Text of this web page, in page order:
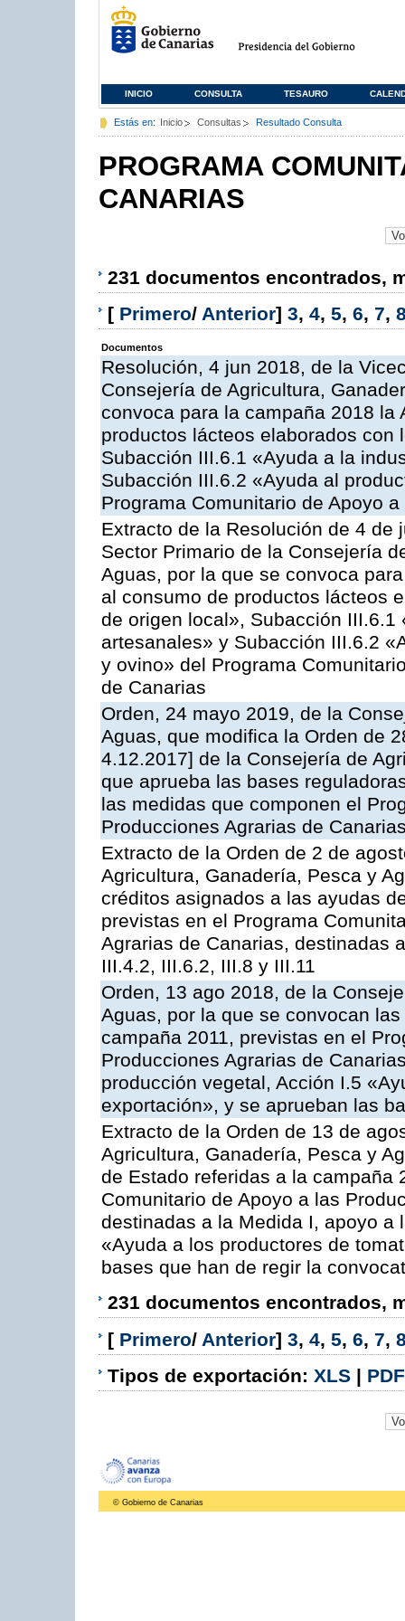
INICIO CONSULTA TESAURO
Estás en: Inicio Consultas Resultado Consulta
PROGRAMA
CANARIAS
231 documentos encontrados,
[ Primero/ Anterior] 3, 4, 5, 6, 7,
Documentos
Resolución, 4 jun 2018, de la
Consejería de Agricultura,
convoca para la campaña 2018
productos lácteos elaborados
Subacción III.6.1 «Ayuda a la
Subacción III.6.2 «Ayuda al
Programa Comunitario de Apoyo
Extracto de la Resolución de 4
Sector Primario de la Consejería
Aguas, por la que se convoca
al consumo de productos lácteos
de origen local», Subacción
artesanales» y Subacción III.6.2
y ovino» del Programa
de Canarias
Orden, 24 mayo 2019, de la
Aguas, que modifica la Orden de
4.12.2017] de la Consejería de
que aprueba las bases
las medidas que componen el
Producciones Agrarias de
Extracto de la Orden de 2 de
Agricultura, Ganadería, Pesca y
créditos asignados a las ayudas
previstas en el Programa
Agrarias de Canarias, destinadas
III.4.2, III.6.2, III.8 y III.11
Orden, 13 ago 2018, de la
Aguas, por la que se convocan
campaña 2011, previstas en el
Producciones Agrarias de
producción vegetal, Acción I.5
exportación», y se aprueban las
Extracto de la Orden de 13 de
Agricultura, Ganadería, Pesca y
de Estado referidas a la campaña
Comunitario de Apoyo a las
destinadas a la Medida I, apoyo a
«Ayuda a los productores de
bases que han de regir la
231 documentos encontrados,
[ Primero/ Anterior] 3, 4, 5, 6, 7,
Tipos de exportación: XLS | PDF
© Gobierno de Canarias